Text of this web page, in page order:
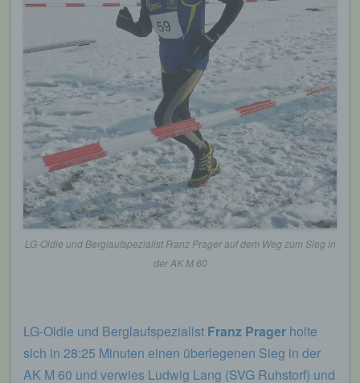
LG-Oldie und Berglaufspezialist Franz Prager auf dem Weg zum Sieg in
der AK M 60
LG-Oldie und Berglaufspezialist Franz Prager holte
sich in 28:25 Minuten einen überlegenen Sieg in der
AK M 60 und verwies Ludwig Lang (SVG Ruhstorf) und